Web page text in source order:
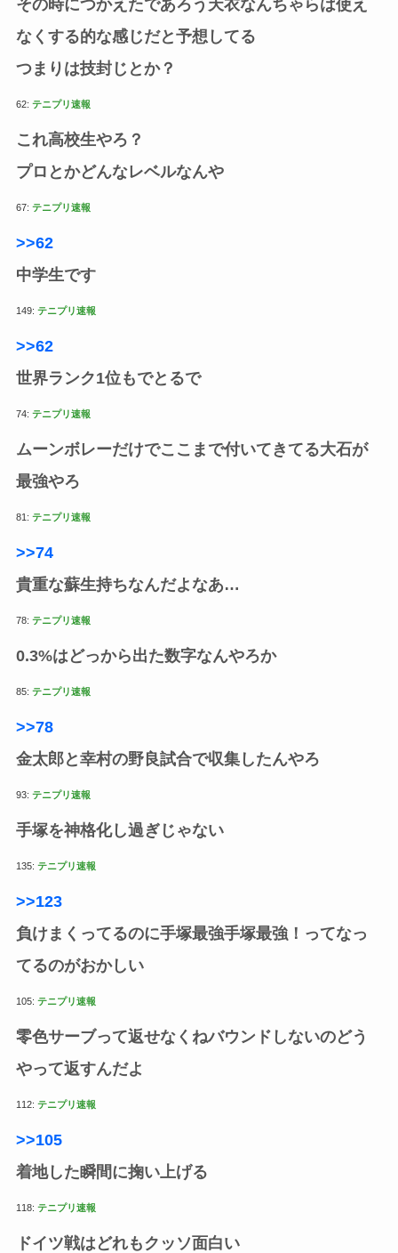
その時につかえたであろう天衣なんちゃらは使え
なくする的な感じだと予想してる
つまりは技封じとか？
62: テニプリ速報
これ高校生やろ？
プロとかどんなレベルなんや
67: テニプリ速報
>>62
中学生です
149: テニプリ速報
>>62
世界ランク1位もでとるで
74: テニプリ速報
ムーンボレーだけでここまで付いてきてる大石が
最強やろ
81: テニプリ速報
>>74
貴重な蘇生持ちなんだよなあ…
78: テニプリ速報
0.3%はどっから出た数字なんやろか
85: テニプリ速報
>>78
金太郎と幸村の野良試合で収集したんやろ
93: テニプリ速報
手塚を神格化し過ぎじゃない
135: テニプリ速報
>>123
負けまくってるのに手塚最強手塚最強！ってなっ
てるのがおかしい
105: テニプリ速報
零色サーブって返せなくねバウンドしないのどう
やって返すんだよ
112: テニプリ速報
>>105
着地した瞬間に掬い上げる
118: テニプリ速報
ドイツ戦はどれもクッソ面白い